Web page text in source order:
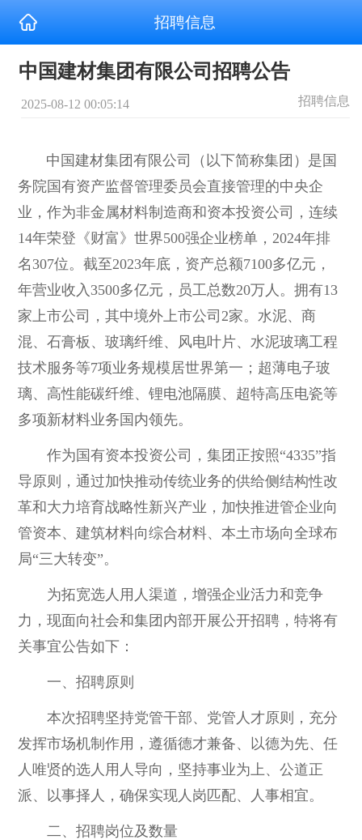
招聘信息
中国建材集团有限公司招聘公告
2025-08-12 00:05:14 招聘信息
中国建材集团有限公司（以下简称集团）是国
务院国有资产监督管理委员会直接管理的中央企
业，作为非金属材料制造商和资本投资公司，连续
14年荣登《财富》世界500强企业榜单，2024年排
名307位。截至2023年底，资产总额7100多亿元，
年营业收入3500多亿元，员工总数20万人。拥有13
家上市公司，其中境外上市公司2家。水泥、商
混、石膏板、玻璃纤维、风电叶片、水泥玻璃工程
技术服务等7项业务规模居世界第一；超薄电子玻
璃、高性能碳纤维、锂电池隔膜、超特高压电瓷等
多项新材料业务国内领先。
作为国有资本投资公司，集团正按照“4335”指
导原则，通过加快推动传统业务的供给侧结构性改
革和大力培育战略性新兴产业，加快推进管企业向
管资本、建筑材料向综合材料、本土市场向全球布
局“三大转变”。
为拓宽选人用人渠道，增强企业活力和竞争
力，现面向社会和集团内部开展公开招聘，特将有
关事宜公告如下：
一、招聘原则
本次招聘坚持党管干部、党管人才原则，充分
发挥市场机制作用，遵循德才兼备、以德为先、任
人唯贤的选人用人导向，坚持事业为上、公道正
派、以事择人，确保实现人岗匹配、人事相宜。
二、招聘岗位及数量